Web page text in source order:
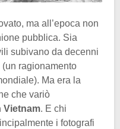
ma all’epoca non
pubblica. Sia
subivano da decenni
ragionamento
Ma era la
che variò
Vietnam. E chi
i fotografi